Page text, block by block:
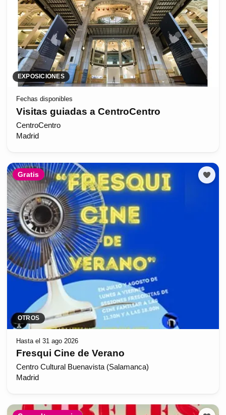
EXPOSICIONES
Fechas disponibles
Visitas guiadas a CentroCentro
CentroCentro
Madrid
Gratis
OTROS
Hasta el 31 ago 2026
Fresqui Cine de Verano
Centro Cultural Buenavista (Salamanca)
Madrid